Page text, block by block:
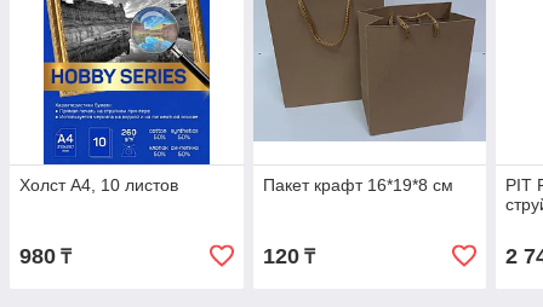
Холст А4, 10 листов
980 ₸
Пакет крафт 16*19*8 см
120₸
PIT
2